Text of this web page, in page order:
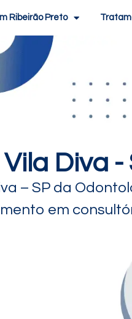
Ribeirão Preto
Diva -
– SP da
em